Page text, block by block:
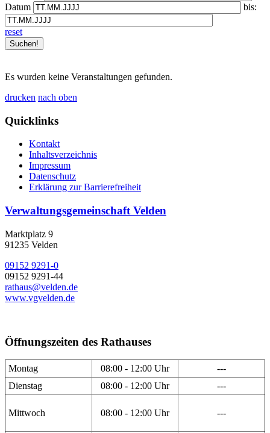
Datum
bis:
reset
Es wurden keine Veranstaltungen gefunden.
drucken nach oben
Quicklinks
Kontakt
Inhaltsverzeichnis
Impressum
Datenschutz
Erklärung zur Barrierefreiheit
Verwaltungsgemeinschaft Velden
Marktplatz 9
91235 Velden
09152 9291-0
09152 9291-44
rathaus@velden.de
www.vgvelden.de
Öffnungszeiten des Rathauses
Montag 08:00 - 12:00 Uhr
---
Dienstag
08:00 - 12:00 Uhr ---
Mittwoch 08:00 - 12:00 Uhr ---